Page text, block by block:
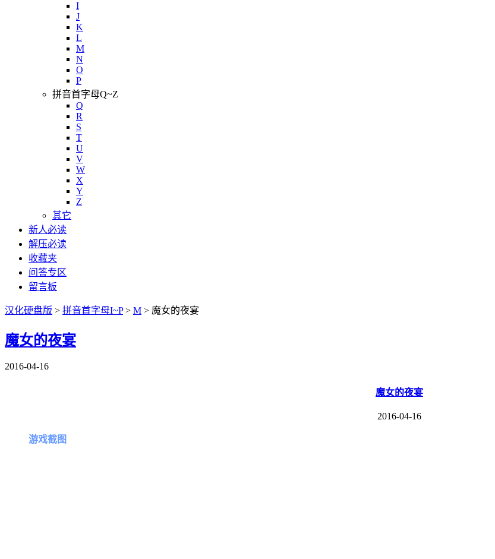
I
J
K
L
M
N
O
P
拼音首字母Q~Z
Q
R
S
T
U
V
W
X
Y
Z
其它
新人必读
解压必读
收藏夹
问答专区
留言板
汉化硬盘版 > 拼音首字母I~P> M > 魔女的夜宴
魔女的夜宴
2016-04-16
魔女的夜宴
2016-04-16
游戏截图